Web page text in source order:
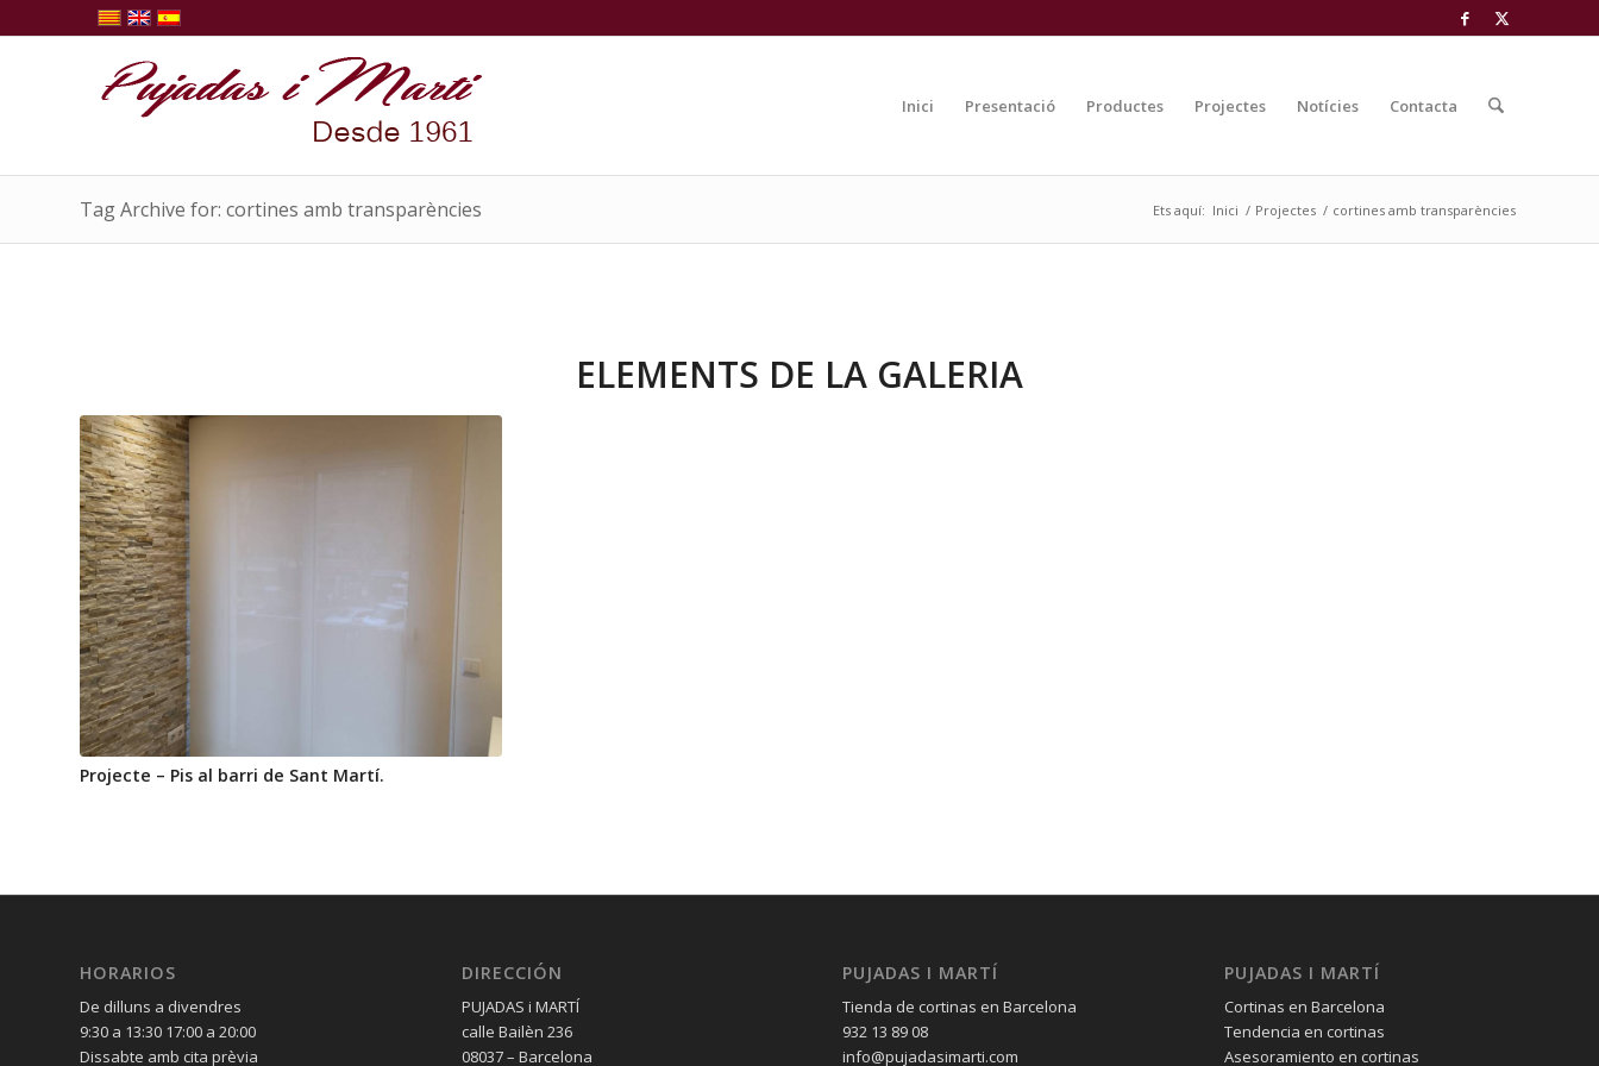
Inici Presentació Productes Projectes Notícies Contacta
Tag Archive for: cortines amb transparències Ets aquí: Inici / Projectes / cortines amb transparències
ELEMENTS DE LA GALERIA
Projecte – Pis al barri de Sant Martí.
HORARIOS
De dilluns a divendres
9:30 a 13:30 17:00 a 20:00
Dissabte amb cita prèvia
DIRECCIÓN
PUJADAS i MARTÍ
calle Bailèn 236
08037 – Barcelona
PUJADAS I MARTÍ
Tienda de cortinas en Barcelona
932 13 89 08
info@pujadasimarti.com
PUJADAS I MARTÍ
Cortinas en Barcelona
Tendencia en cortinas
Asesoramiento en cortinas